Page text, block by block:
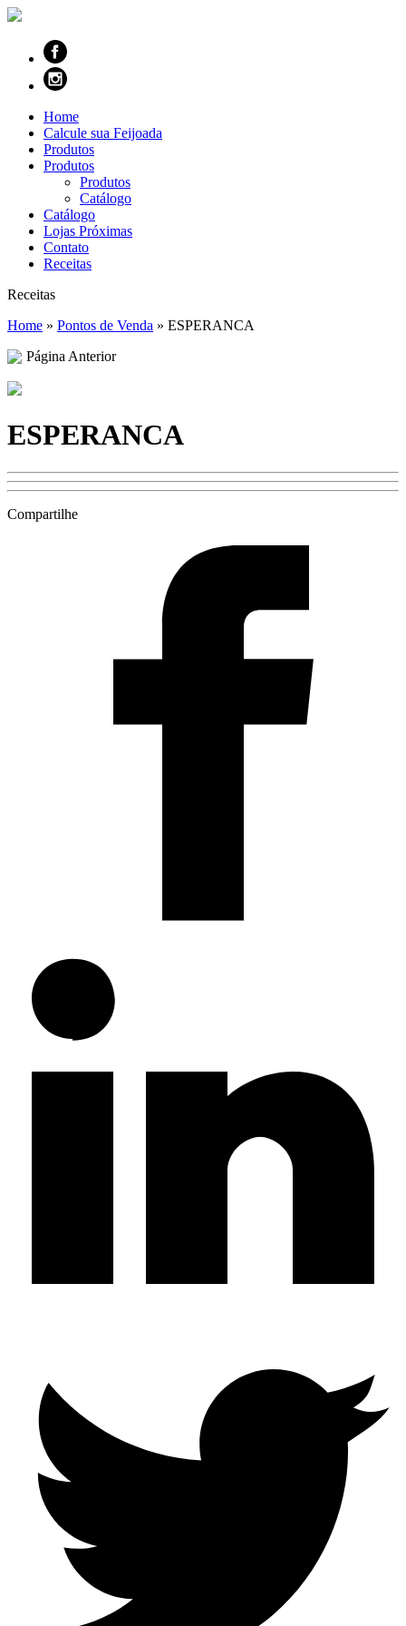
Home
Calcule sua Feijoada
Produtos
Produtos
Produtos
Catálogo
Catálogo
Lojas Próximas
Contato
Receitas
Receitas
Home » Pontos de Venda » ESPERANCA
Página Anterior
ESPERANCA
Compartilhe